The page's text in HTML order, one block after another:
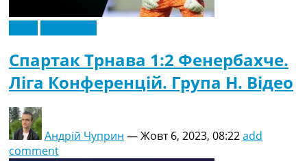
Новини футболу України
Футбольні трансфери
Останні коментарі
Конкурс прогнозів
Логін
Рейтінги
Турніри
Чемпіонат Світу
Спартак Трнава 1:2 Фенербахче.
Ліга Конференцій. Група H. Відео
Андрій Чуприн —Жовт 6, 2023, 08:22add
comment